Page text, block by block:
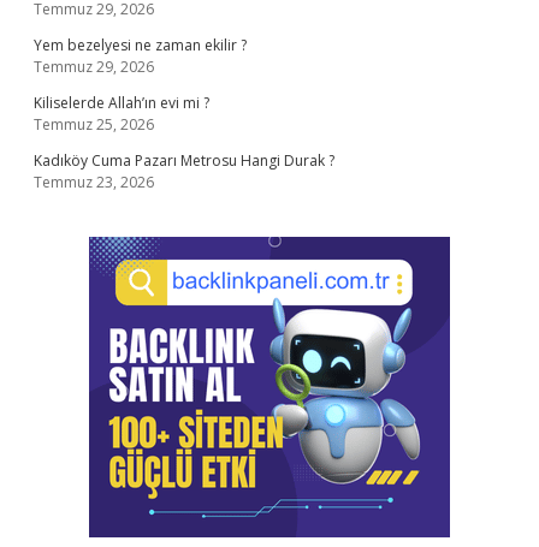
Temmuz 29, 2026
Yem bezelyesi ne zaman ekilir ?
Temmuz 29, 2026
Kiliselerde Allah’ın evi mi ?
Temmuz 25, 2026
Kadıköy Cuma Pazarı Metrosu Hangi Durak ?
Temmuz 23, 2026